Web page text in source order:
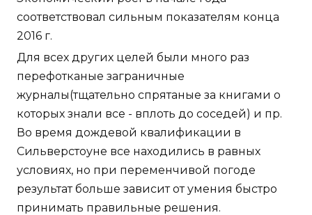
соответствовал сильным показателям конца
2016 г.
Для всех других целей были много раз
перефотканые заграничные
журналы(тщательно спрятаные за книгами о
которых знали все - вплоть до соседей) и пр.
Во время дождевой квалификации в
Сильверстоуне все находились в равных
условиях, но при переменчивой погоде
результат больше зависит от умения быстро
принимать правильные решения.